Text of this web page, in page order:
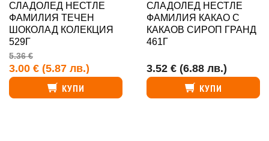
СЛАДОЛЕД НЕСТЛЕ
ФАМИЛИЯ ТЕЧЕН
ШОКОЛАД КОЛЕКЦИЯ
529Г
5.36 €
3.00 € (5.87 лв.)
КУПИ
СЛАДОЛЕД НЕСТЛЕ
ФАМИЛИЯ КАКАО С
КАКАОВ СИРОП ГРАНД
461Г
3.52 € (6.88 лв.)
КУПИ